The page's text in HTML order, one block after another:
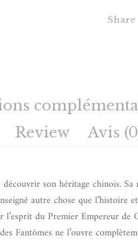
Share
Review
Avis
découvrir son héritage chinois.
autre chose que
l’esprit du Premier Empereur
Fantômes ne l’ouvre